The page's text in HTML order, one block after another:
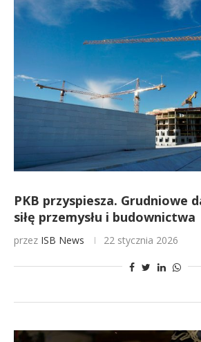
PKB przyspiesza. Grudniowe
siłę przemysłu i budownictwa
przez ISB News 22 stycznia 2026